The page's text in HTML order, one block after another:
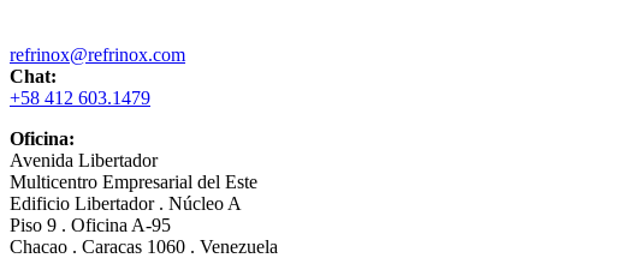
refrinox@refrinox.com
Chat:
+58 412 603.1479
Oficina:
Avenida Libertador
Multicentro Empresarial del Este
Edificio Libertador . Núcleo A
Piso 9 . Oficina A-95
Chacao . Caracas 1060 . Venezuela